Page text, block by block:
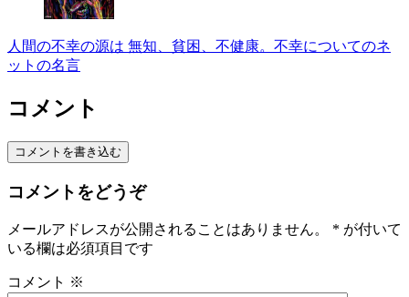
人間の不幸の源は 無知、貧困、不健康。不幸についてのネ
ットの名言
コメント
コメントを書き込む
コメントをどうぞ
メールアドレスが公開されることはありません。 * が付いて
いる欄は必須項目です
コメント ※